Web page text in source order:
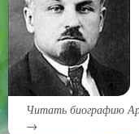
Читать биографию
→